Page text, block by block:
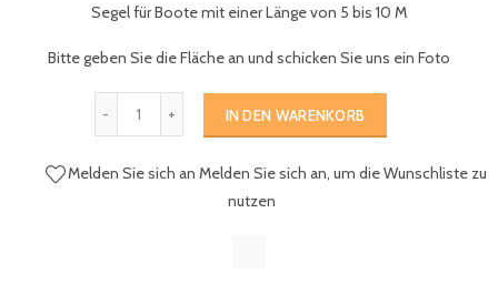
Segel für Boote mit einer Länge von 5 bis 10 M
Bitte geben Sie die Fläche an und schicken Sie uns ein Foto
IN DEN WARENKORB
Melden Sie sich an Melden Sie sich an, um die Wunschliste zu
nutzen